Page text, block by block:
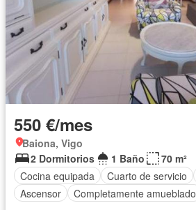
550 €/mes
Baiona, Vigo
2 Dormitorios
1 Baño
70 m²
Cocina equipada
Cuarto de servicio
Ascensor
Completamente amueblado